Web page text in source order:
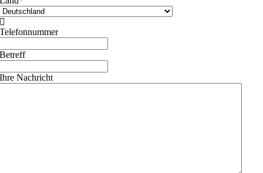

Telefonnummer
Betreff
Ihre Nachricht